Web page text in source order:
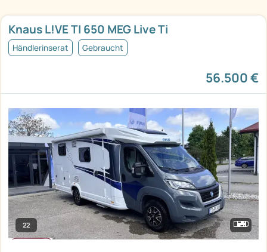
Knaus L!VE TI 650 MEG Live Ti
Händlerinserat Gebraucht
56.500 €
22